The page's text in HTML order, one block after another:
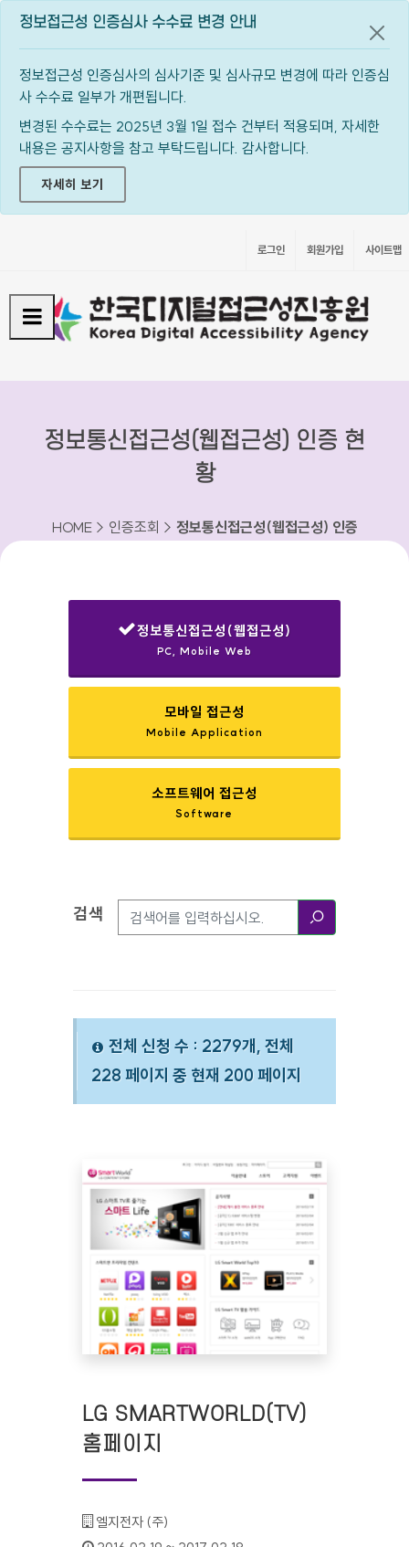
정보접근성 인증심사 수수료 변경 안내
정보접근성 인증심사의 심사기준 및 심사규모 변경에 따라 인증심
사 수수료 일부가 개편됩니다.
변경된 수수료는 2025년 3월 1일 접수 건부터 적용되며, 자세한
내용은 공지사항을 참고 부탁드립니다. 감사합니다.
자세히 보기
공지
로그인 회원가입 사이트맵
정보통신접근성(웹접근성) 인증 현
황
HOME > 인증조회 > 정보통신접근성(웹접근성) 인증
정보통신접근성(웹접근성)
PC, Mobile Web
모바일 접근성
Mobile Application
소프트웨어 접근성
Software
검색옵션
검색
전체 신청 수 : 2279개, 전체
228 페이지 중 현재 200 페이지
LG SMARTWORLD(TV)
홈페이지
기관명 :
엘지전자 (주)